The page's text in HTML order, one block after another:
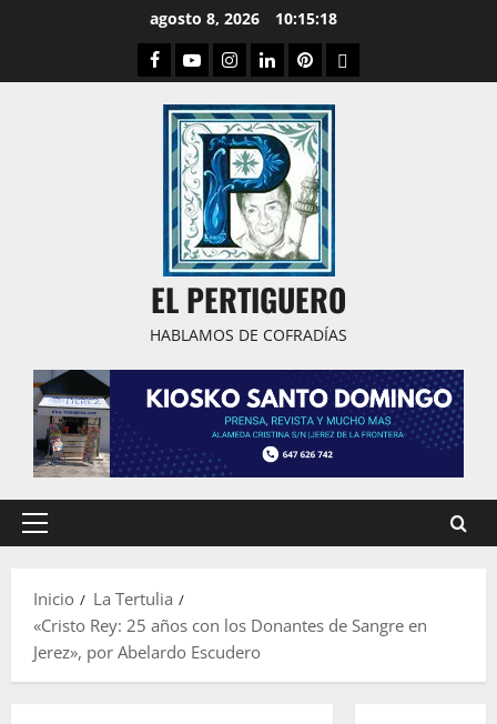
agosto 8, 2026 10:15:20
Facebook
YoutubeInstagram
LinkedPinterestDribbble
EL PERTIGUERO
HABLAMOS DE COFRADÍAS
Menú
Inicio
La Tertulia
«Cristo Rey: 25 años con los Donantes de Sangre en
Jerez», por Abelardo Escudero